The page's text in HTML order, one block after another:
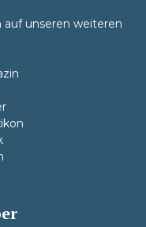
unseren weiteren